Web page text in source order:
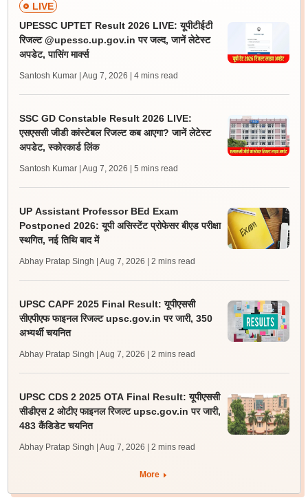
LIVE
UPESSC UPTET Result 2026 LIVE: यूपीटीईटी
रिजल्ट @upessc.up.gov.in पर जल्द, जानें लेटेस्ट
अपडेट, पासिंग मार्क्स
Santosh Kumar | Aug 7, 2026 | 4 mins read
SSC GD Constable Result 2026 LIVE:
एसएससी जीडी कांस्टेबल रिजल्ट कब आएगा? जानें लेटेस्ट
अपडेट, स्कोरकार्ड लिंक
Santosh Kumar | Aug 7, 2026 | 5 mins read
UP Assistant Professor BEd Exam
Postponed 2026: यूपी असिस्टेंट प्रोफेसर बीएड परीक्षा
स्थगित, नई तिथि बाद में
Abhay Pratap Singh | Aug 7, 2026 | 2 mins read
UPSC CAPF 2025 Final Result: यूपीएससी
सीएपीएफ फाइनल रिजल्ट upsc.gov.in पर जारी, 350
अभ्यर्थी चयनित
Abhay Pratap Singh | Aug 7, 2026 | 2 mins read
UPSC CDS 2 2025 OTA Final Result: यूपीएससी
सीडीएस 2 ओटीए फाइनल रिजल्ट upsc.gov.in पर जारी,
483 कैंडिडेट चयनित
Abhay Pratap Singh | Aug 7, 2026 | 2 mins read
More